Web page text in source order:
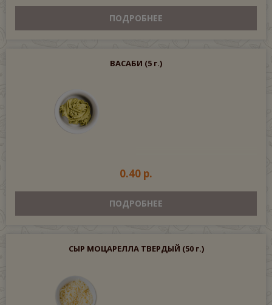
ПОДРОБНЕЕ
ВАСАБИ (5 г.)
0.40 р.
ПОДРОБНЕЕ
СЫР МОЦАРЕЛЛА ТВЕРДЫЙ (50 г.)